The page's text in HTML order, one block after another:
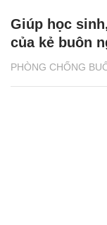
PHÒNG CHỐNG
Giúp học
của kẻ buôn